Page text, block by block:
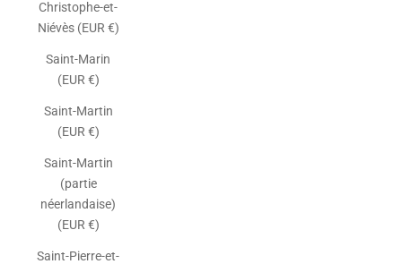
Christophe-et-
Niévès (EUR €)
Saint-Marin
(EUR €)
Saint-Martin
(EUR €)
Saint-Martin
(partie
néerlandaise)
(EUR €)
Saint-Pierre-et-